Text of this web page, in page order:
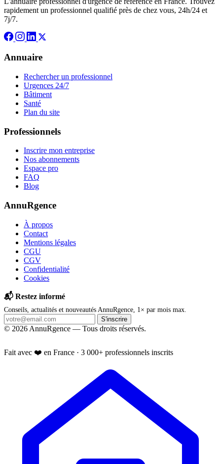
rapidement un professionnel qualifié près de chez vous, 24h/24 et
7j/7.
Annuaire
Rechercher un professionnel
Urgences 24/7
Bâtiment
Santé
Plan du site
Professionnels
Inscrire mon entreprise
Nos abonnements
Espace pro
FAQ
Blog
AnnuRgence
À propos
Contact
Mentions légales
CGU
CGV
Confidentialité
Cookies
📬 Restez informé
Conseils, actualités et nouveautés AnnuRgence, 1× par mois max.
S'inscrire
© 2026 AnnuRgence — Tous droits réservés.
Fait avec ❤️ en France · 3 000+ professionnels inscrits